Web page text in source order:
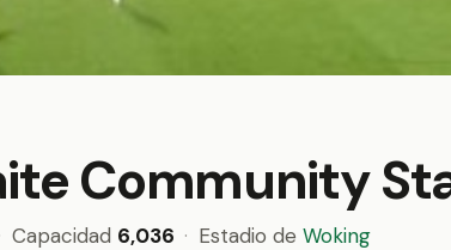
Community
Capacidad 6,036 · Estadio de Woking